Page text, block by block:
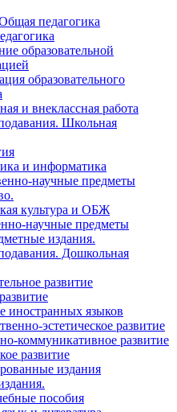
педагогика
образовательной
образовательного
и внеклассная работа
Школьная
и информатика
научные предметы
культура и ОБЖ
научные предметы
издания.
Дошкольная
развитие
иностранных языков
эстетическое развитие
коммуникативное развитие
развитие
издания
пособия